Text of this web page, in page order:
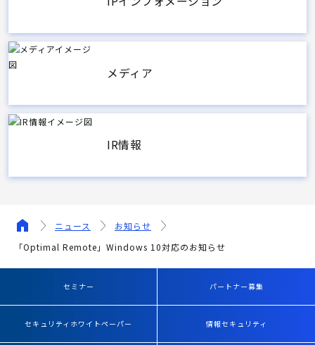
メディア
IR情報
ニュース
お知らせ
「Optimal Remote」Windows 10対応のお知らせ
セミナー パートナー募集
セキュリティホワイトペーパー 情報セキュリティ